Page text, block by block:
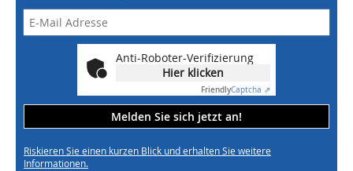
Anti-Roboter-Verifizierung
Hier klicken
FriendlyCaptcha ⇗
Melden Sie sich jetzt an!
Riskieren Sie einen kurzen Blick und erhalten Sie weitere
Informationen.